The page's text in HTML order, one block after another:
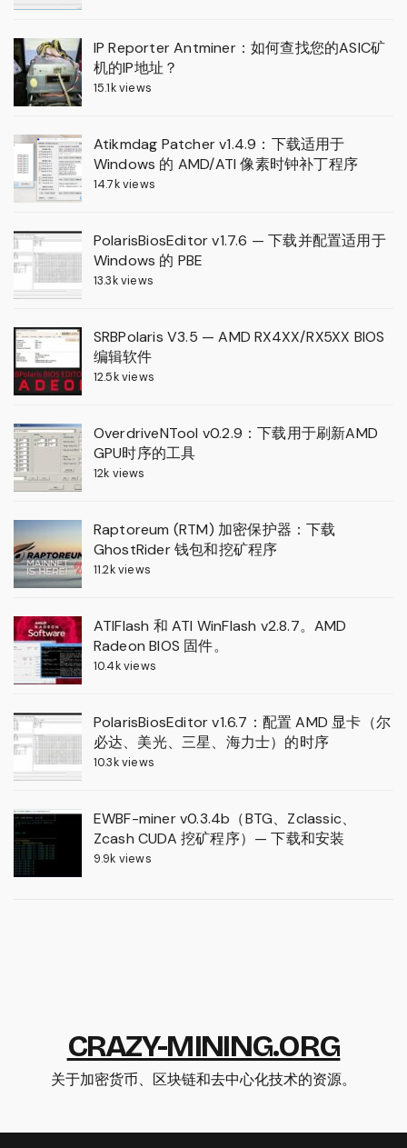
IP Reporter Antminer：如何查找您的ASIC矿
机的IP地址？
15.1k views
Atikmdag Patcher v1.4.9：下载适用于
Windows 的 AMD/ATI 像素时钟补丁程序
14.7k views
PolarisBiosEditor v1.7.6 — 下载并配置适用于
Windows 的 PBE
13.3k views
SRBPolaris V3.5 — AMD RX4XX/RX5XX BIOS
编辑软件
12.5k views
OverdriveNTool v0.2.9：下载用于刷新AMD
GPU时序的工具
12k views
Raptoreum (RTM) 加密保护器：下载
GhostRider 钱包和挖矿程序
11.2k views
ATIFlash 和 ATI WinFlash v2.8.7。AMD
Radeon BIOS 固件。
10.4k views
PolarisBiosEditor v1.6.7：配置 AMD 显卡（尔
必达、美光、三星、海力士）的时序
10.3k views
EWBF-miner v0.3.4b（BTG、Zclassic、
Zcash CUDA 挖矿程序）— 下载和安装
9.9k views
CRAZY-MINING.ORG
关于加密货币、区块链和去中心化技术的资源。